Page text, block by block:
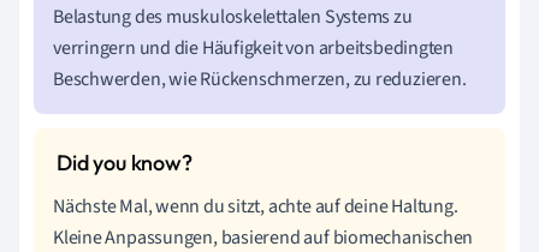
Belastung des muskuloskelettalen Systems zu
verringern und die Häufigkeit von arbeitsbedingten
Beschwerden, wie Rückenschmerzen, zu reduzieren.
Nächste Mal, wenn du sitzt, achte auf deine Haltung.
Kleine Anpassungen, basierend auf biomechanischen